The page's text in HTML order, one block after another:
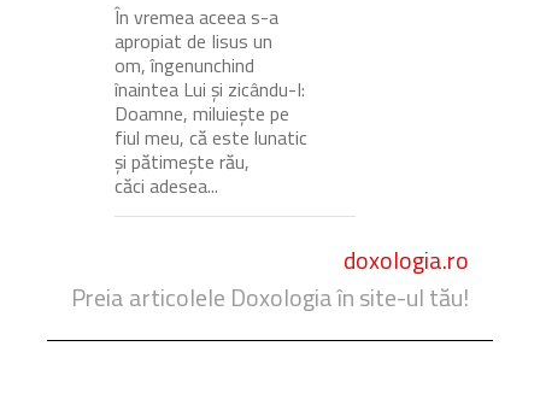
În vremea aceea s-a
apropiat de Iisus un
om, îngenunchind
înaintea Lui și zicându-I:
Doamne, miluiește pe
fiul meu, că este lunatic
și pătimește rău,
căci adesea...
doxologia.ro
Preia articolele Doxologia în site-ul tău!